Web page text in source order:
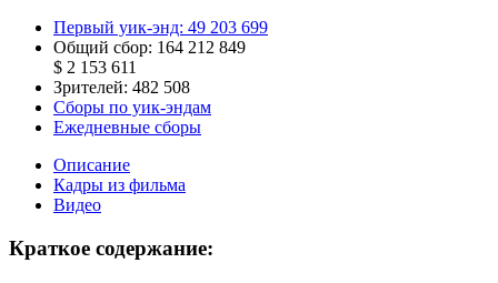
Первый уик-энд: 49 203 699
Общий сбор: 164 212 849
$ 2 153 611
Зрителей: 482 508
Сборы по уик-эндам
Ежедневные сборы
Описание
Кадры из фильма
Видео
Краткое содержание: